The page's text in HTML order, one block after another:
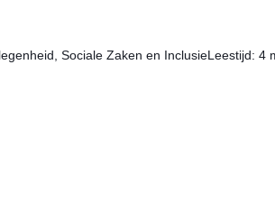
Sociale Zaken en InclusieLeestijd: 4